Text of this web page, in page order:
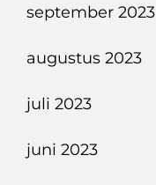
september 2023
augustus 2023
juli 2023
juni 2023